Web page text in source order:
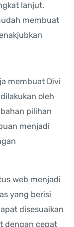
lanjut,
membuat
membuat Divi
oleh
pilihan
menjadi
web menjadi
yang berisi
disesuaikan
dengan cepat